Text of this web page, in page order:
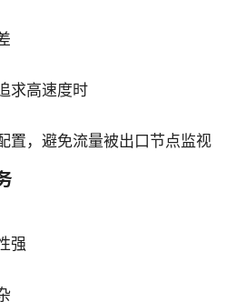
求高速度时
置，避免流量被出口节点监视
强